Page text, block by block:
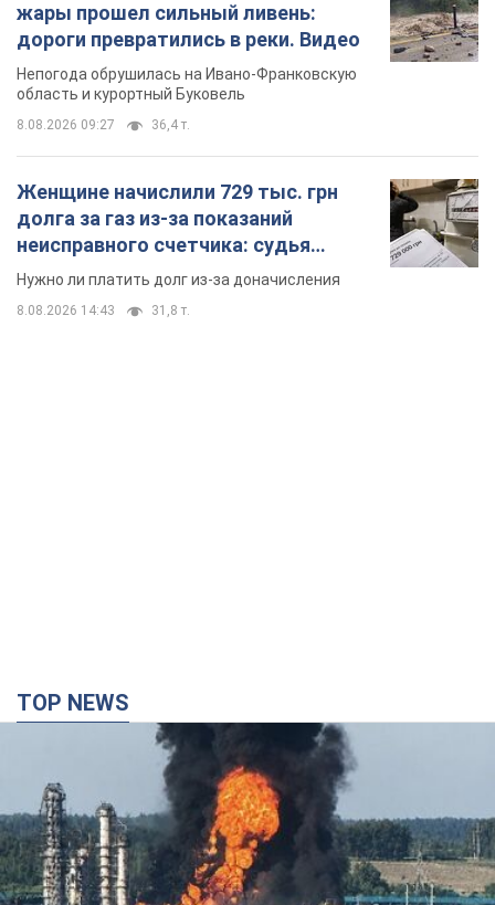
жары прошел сильный ливень:
дороги превратились в реки. Видео
Непогода обрушилась на Ивано-Франковскую
область и курортный Буковель
8.08.2026 09:27 36,4 т.
Женщине начислили 729 тыс. грн
долга за газ из-за показаний
неисправного счетчика: судья
вынес неожиданное решение
Нужно ли платить долг из-за доначисления
8.08.2026 14:43 31,8 т.
TOP NEWS